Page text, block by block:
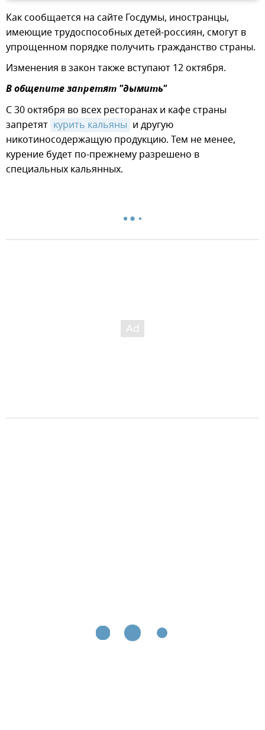
Как сообщается на сайте Госдумы, иностранцы,
имеющие трудоспособных детей-россиян, смогут в
упрощенном порядке получить гражданство страны.
Изменения в закон также вступают 12 октября.
В общепите запретят "дымить"
С 30 октября во всех ресторанах и кафе страны
запретят курить кальяны и другую
никотиносодержащую продукцию. Тем не менее,
курение будет по-прежнему разрешено в
специальных кальянных.